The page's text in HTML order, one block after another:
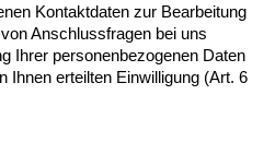
Kontaktdaten zur Bearbeitung
Anschlussfragen bei uns
Ihrer personenbezogenen Daten
Ihnen erteilten Einwilligung (Art. 6